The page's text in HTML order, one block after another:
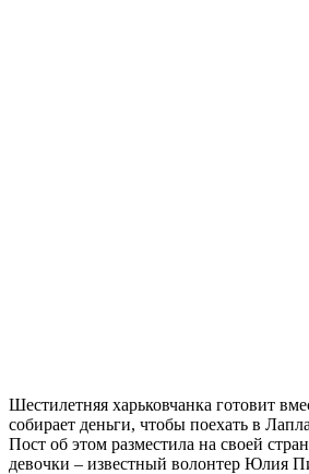
Шестилетняя харьковчанка готовит
собирает деньги, чтобы поехать в
Пост об этом разместила на своей
девочки – известный волонтер Юлия